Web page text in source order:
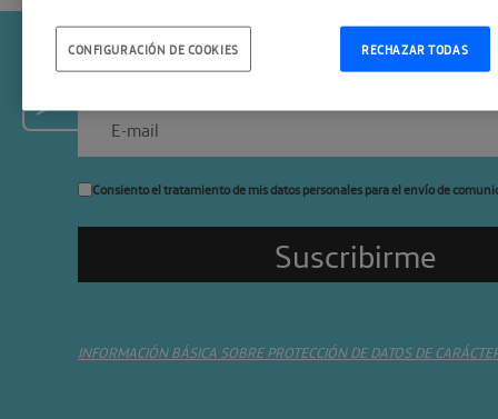
Suscríbete a la
Consiento el tratamiento de mis datos personales para el envío de
INFORMACIÓN BÁSICA SOBRE PROTECCIÓN DE DATOS DE
RECHAZAR TODAS
CONFIGURACIÓN DE COOKIES